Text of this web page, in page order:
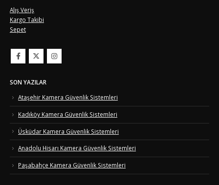
Alış Veriş
Kargo Takibi
Sepet
SON YAZILAR
Ataşehir Kamera Güvenlik Sistemleri
Kadıköy Kamera Güvenlik Sistemleri
Üsküdar Kamera Güvenlik Sistemleri
Anadolu Hisarı Kamera Güvenlik Sistemleri
Paşabahçe Kamera Güvenlik Sistemleri